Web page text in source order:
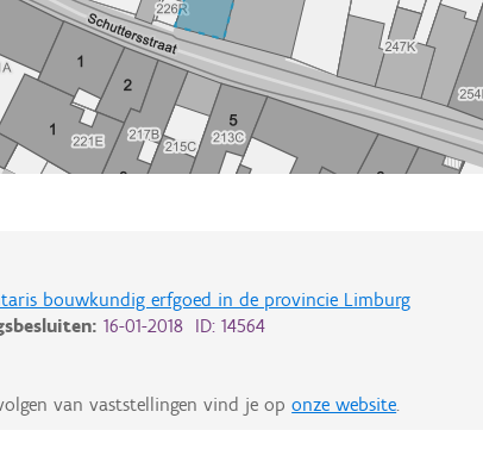
bouwkundig erfgoed in de provincie Limburg
16-01-2018 ID: 14564
van vaststellingen vind je oponze website.